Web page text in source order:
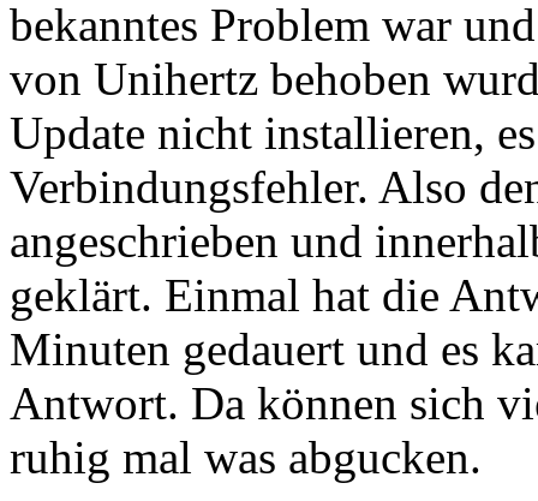
bekanntes Problem war
von Unihertz behoben
Update nicht installieren,
Verbindungsfehler. Also
angeschrieben und
geklärt. Einmal hat die
Minuten gedauert und es
Antwort. Da können sich
ruhig mal was abgucken.